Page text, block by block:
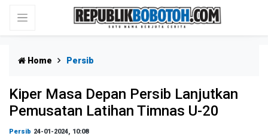
Home Persib
Kiper Masa Depan Persib Lanjutkan
Pemusatan Latihan Timnas U-20
Persib 24-01-2024, 10:08